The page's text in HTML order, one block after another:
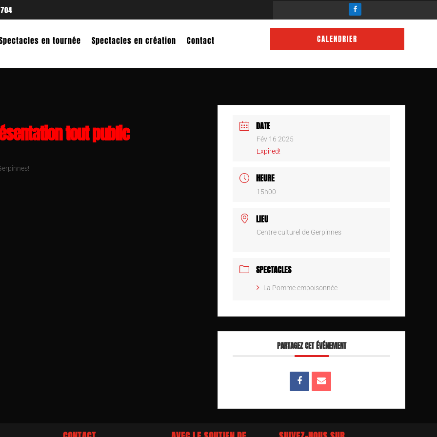
en tournée Spectacles en création Contact CALENDRIER
tout public DATE
Fév 16 2025
Expired!
HEURE
15h00
LIEU
Centre culturel de Gerpinnes
SPECTACLES
La Pomme empoisonnée
PARTAGEZ CET ÉVÉNEMENT